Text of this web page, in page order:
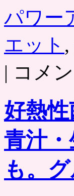
パワー
エット ,
|
ン
ク
「美
ス
リ
ム
ダ
イ
コメ
好熱
青汁
も。